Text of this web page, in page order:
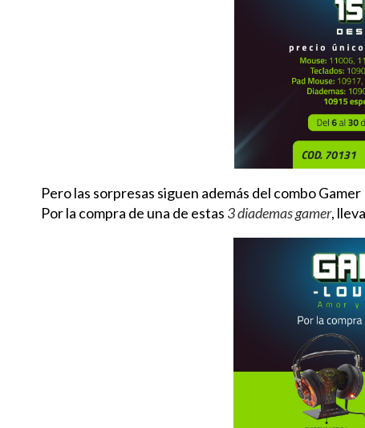
Pero las sorpresas siguen además del combo
Por la compra de una de estas 3 diademas gamer,